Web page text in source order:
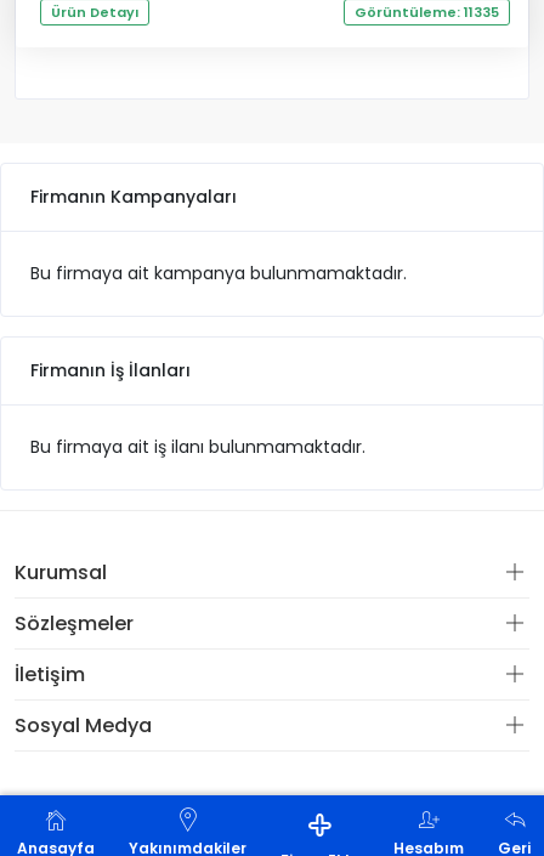
Ürün Detayı Görüntüleme: 11335
Firmanın Kampanyaları
Bu firmaya ait kampanya bulunmamaktadır.
Firmanın İş İlanları
Bu firmaya ait iş ilanı bulunmamaktadır.
Anasayfa Yakınımdakiler Hesabım Geri
Kurumsal
Sözleşmeler
İletişim
Sosyal Medya
© 2025 Ci10 Tüm Hakları Saklıdır.